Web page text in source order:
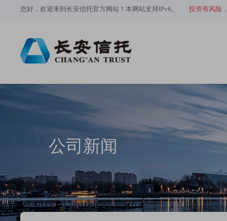
您好，欢迎来到长安信托官方网站！本网站支持IPv6。 投资有风险
公司新闻